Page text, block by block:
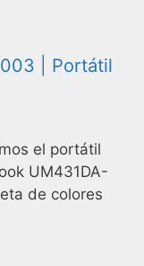
| Portátil
el portátil
UM431DA-
de colores